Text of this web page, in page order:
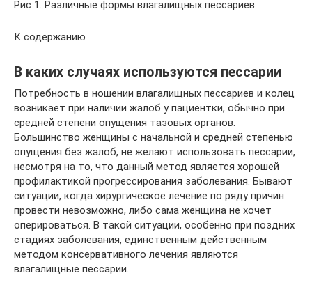
Рис 1. Различные формы влагалищных пессариев
К содержанию
В каких случаях используются пессарии
Потребность в ношении влагалищных пессариев и колец
возникает при наличии жалоб у пациентки, обычно при
средней степени опущения тазовых органов.
Большинство женщины с начальной и средней степенью
опущения без жалоб, не желают использовать пессарии,
несмотря на то, что данный метод является хорошей
профилактикой прогрессирования заболевания. Бывают
ситуации, когда хирургическое лечение по ряду причин
провести невозможно, либо сама женщина не хочет
оперироваться. В такой ситуации, особенно при поздних
стадиях заболевания, единственным действенным
методом консервативного лечения являются
влагалищные пессарии.